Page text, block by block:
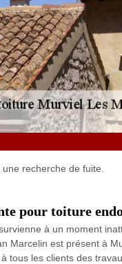
recherche de fuite.
pour toiture
à un moment
Marcelin est présent à
tous les clients des